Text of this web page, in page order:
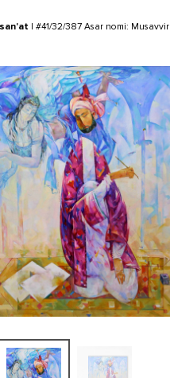
| #41/32/387 Asar nomi: Musavvir